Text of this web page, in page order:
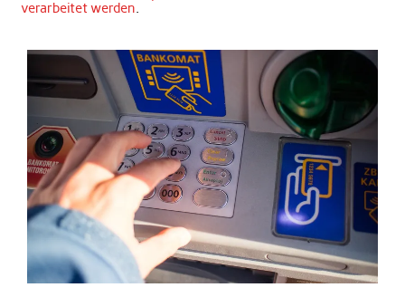
verarbeitet werden.